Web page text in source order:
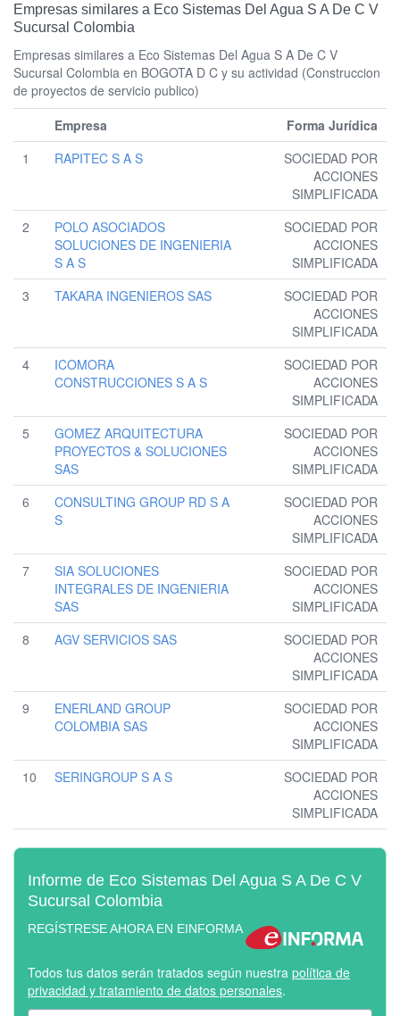
Empresas similares a Eco Sistemas Del Agua S A De C V
Sucursal Colombia
Empresas similares a Eco Sistemas Del Agua S A De C V
Sucursal Colombia en BOGOTA D C y su actividad (Construccion
de proyectos de servicio publico)
Empresa
Forma Jurídica
1
RAPITEC S A S
SOCIEDAD POR
ACCIONES
SIMPLIFICADA
2
POLO ASOCIADOS
SOLUCIONES DE INGENIERIA
S A S
SOCIEDAD POR
ACCIONES
SIMPLIFICADA
3
TAKARA INGENIEROS SAS
SOCIEDAD POR
ACCIONES
SIMPLIFICADA
4
ICOMORA
CONSTRUCCIONES S A S
SOCIEDAD POR
ACCIONES
SIMPLIFICADA
5
GOMEZ ARQUITECTURA
PROYECTOS & SOLUCIONES
SAS
SOCIEDAD POR
ACCIONES
SIMPLIFICADA
6
CONSULTING GROUP RD S A
S
SOCIEDAD POR
ACCIONES
SIMPLIFICADA
7
SIA SOLUCIONES
INTEGRALES DE INGENIERIA
SAS
SOCIEDAD POR
ACCIONES
SIMPLIFICADA
8
AGV SERVICIOS SAS
SOCIEDAD POR
ACCIONES
SIMPLIFICADA
9
ENERLAND GROUP
COLOMBIA SAS
SOCIEDAD POR
ACCIONES
SIMPLIFICADA
10
SERINGROUP S A S
SOCIEDAD POR
ACCIONES
SIMPLIFICADA
Informe de Eco Sistemas Del Agua S A De C V
Sucursal Colombia
REGÍSTRESE AHORA EN EINFORMA
Todos tus datos serán tratados según nuestra política de
privacidad y tratamiento de datos personales.